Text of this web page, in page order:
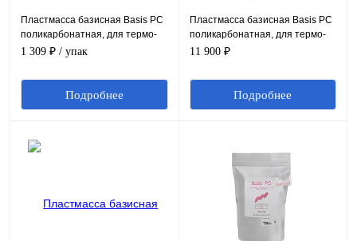
Пластмасса базисная Basis PC
поликарбонатная, для термо-
пресса, цвет Clear Pink, 100 г.
1 309 ₽ / упак
Подробнее
Пластмасса базисная Basis PC
поликарбонатная, для термо-
пресса, цвет Clear Pink, 1 кг.
11 900 ₽
Подробнее